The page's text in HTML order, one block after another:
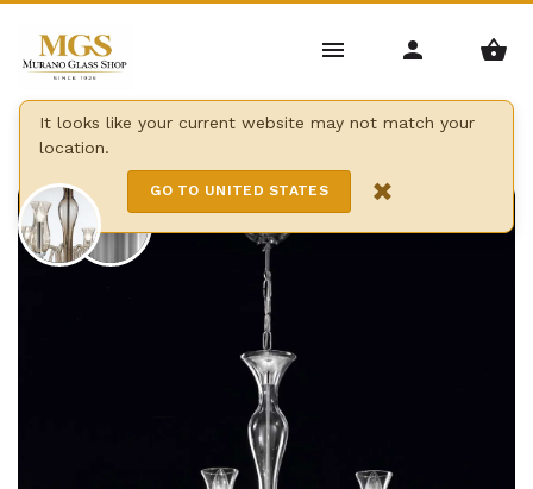
It looks like your current website may not match your
location.
GO TO UNITED STATES ×
Home / Kronleuchter / Moderne Kronleuchter /
Teodato kronleuchter